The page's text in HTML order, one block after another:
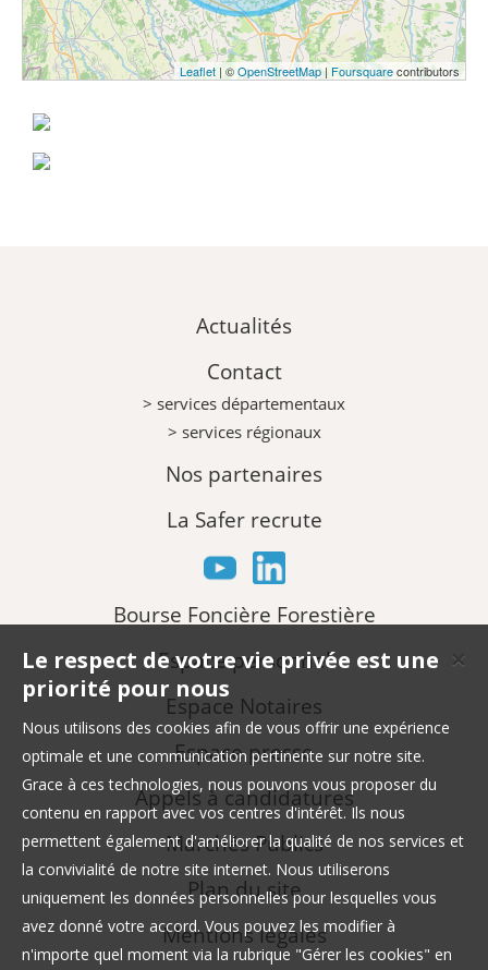
Leaflet | ©OpenStreetMap | Foursquarecontributors
Actualités
Contact
> services départementaux
> services régionaux
Nos partenaires
La Safer recrute
Bourse Foncière Forestière
Espace personnel
Espace Notaires
Espace presse
Appels à candidatures
Marchés Publics
Plan du site
Mentions légales
✕
Le respect de votre vie privée est une
priorité pour nous
Nous utilisons des cookies afin de vous offrir une expérience
optimale et une communication pertinente sur notre site.
Grace à ces technologies, nous pouvons vous proposer du
contenu en rapport avec vos centres d'intérêt. Ils nous
permettent également d'améliorer la qualité de nos services et
la convivialité de notre site internet. Nous utiliserons
uniquement les données personnelles pour lesquelles vous
avez donné votre accord. Vous pouvez les modifier à
n'importe quel moment via la rubrique "Gérer les cookies" en